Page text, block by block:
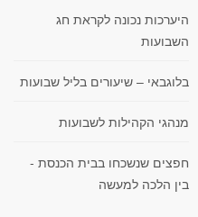
היערכות נכונה לקראת חג
השבועות
בלוגבאי – שיעורים בליל שבועות
מנהגי הקהילות לשבועות
חפצים שנשכחו בבית הכנסת -
בין הלכה למעשה